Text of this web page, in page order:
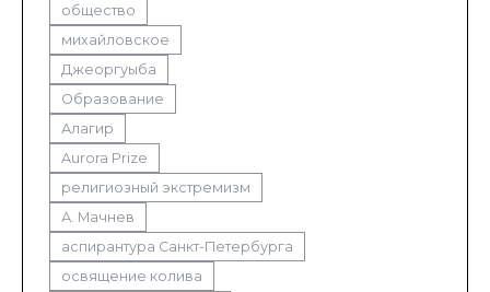
общество
михайловское
Джеоргуыба
Образование
Алагир
Aurora Prize
религиозный экстремизм
А. Мачнев
аспирантура Санкт-Петербурга
освящение колива